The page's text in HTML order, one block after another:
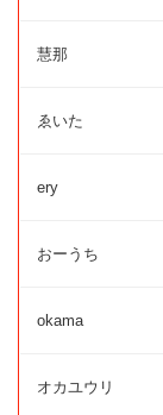
慧那
ゑいた
ery
おーうち
okama
オカユウリ